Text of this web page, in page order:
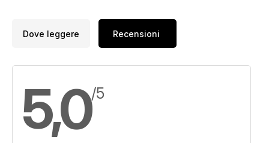
Dove leggere Recensioni
5,0/5